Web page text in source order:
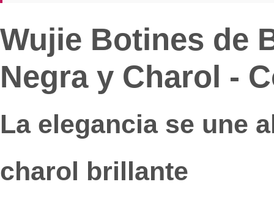
Wujie Botines de
Negra y Charol -
La elegancia se une
charol brillante